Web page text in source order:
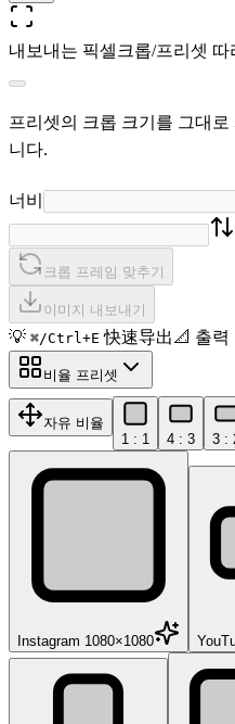
내보내는 픽셀 크롭/프리셋 따
프리셋의 크롭 크기를 그대
니다.
너비
크롭 프레임 맞추기
이미지 내보내기
💡 ⌘/Ctrl+E 快速导出 📐 출력
비율 프리셋
자유 비율
1 : 1
4 : 3 3 :
Instagram 1080×1080